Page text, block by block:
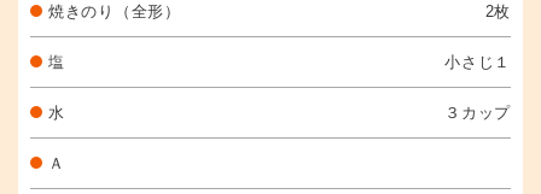
焼きのり（全形） 2枚
塩 小さじ１
水 ３カップ
Ａ